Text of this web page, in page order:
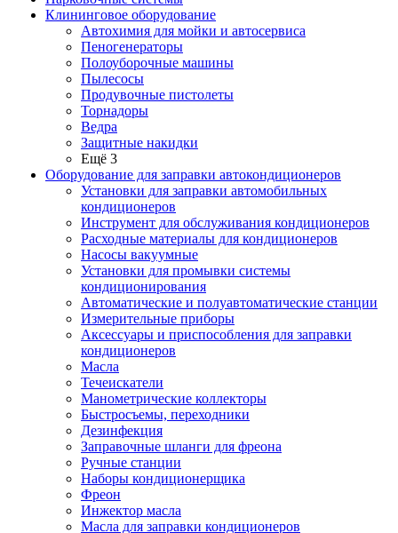
Клининговое оборудование
Автохимия для мойки и автосервиса
Пеногенераторы
Полоуборочные машины
Пылесосы
Продувочные пистолеты
Торнадоры
Ведра
Защитные накидки
Ещё 3
Оборудование для заправки автокондиционеров
Установки для заправки автомобильных
кондиционеров
Инструмент для обслуживания кондиционеров
Расходные материалы для кондиционеров
Насосы вакуумные
Установки для промывки системы
кондиционирования
Автоматические и полуавтоматические станции
Измерительные приборы
Аксессуары и приспособления для заправки
кондиционеров
Масла
Течеискатели
Манометрические коллекторы
Быстросъемы, переходники
Дезинфекция
Заправочные шланги для фреона
Ручные станции
Наборы кондиционерщика
Фреон
Инжектор масла
Масла для заправки кондиционеров